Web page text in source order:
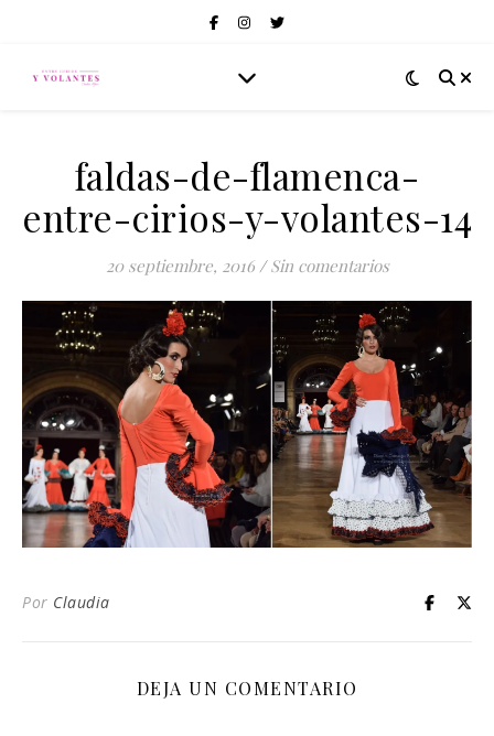
faldas-de-flamenca-
entre-cirios-y-volantes-14
20 septiembre, 2016 / Sin comentarios
Por Claudia
DEJA UN COMENTARIO